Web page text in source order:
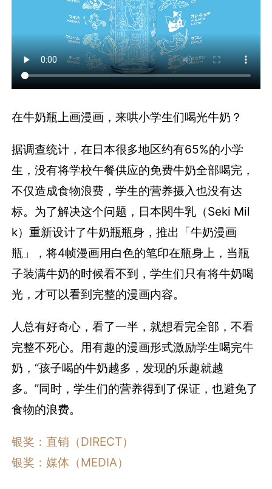
在牛奶瓶上画漫画，来哄小学生们喝光牛奶？
据调查统计，在日本很多地区约有65%的小学
生，没有将学校午餐供应的免费牛奶全部喝完，
不仅造成食物浪费，学生的营养摄入也没有达
标。为了解决这个问题，日本関牛乳（Seki Mil
k）重新设计了牛奶瓶瓶身，推出「牛奶漫画
瓶」，将4帧漫画用白色的笔印在瓶身上，当瓶
子装满牛奶的时候看不到，学生们只有将牛奶喝
光，才可以看到完整的漫画内容。
人总有好奇心，看了一半，就想看完全部，不看
完整不死心。用有趣的漫画形式激励学生喝完牛
奶，“孩子喝的牛奶越多，发现的乐趣就越
多。”同时，学生们的营养得到了保证，也避免了
食物的浪费。
银奖：直销（DIRECT）
银奖：媒体（MEDIA）